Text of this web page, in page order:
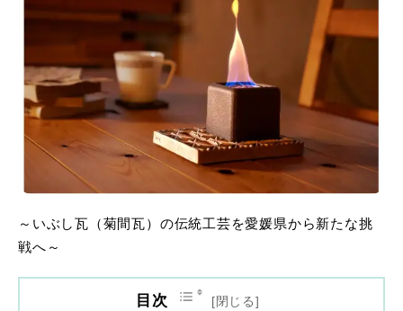
～いぶし瓦（菊間瓦）の伝統工芸を愛媛県から新たな挑
戦へ～
目次